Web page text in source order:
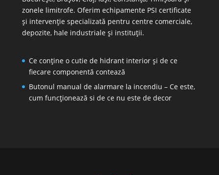
zonele limitrofe. Oferim echipamente PSI certificate
și intervenție specializată pentru centre comerciale,
depozite, hale industriale și instituții.
Ce conține o cutie de hidrant interior și de ce
fiecare componentă contează
Butonul manual de alarmare la incendiu – Ce este,
cum funcționează si de ce nu este de decor